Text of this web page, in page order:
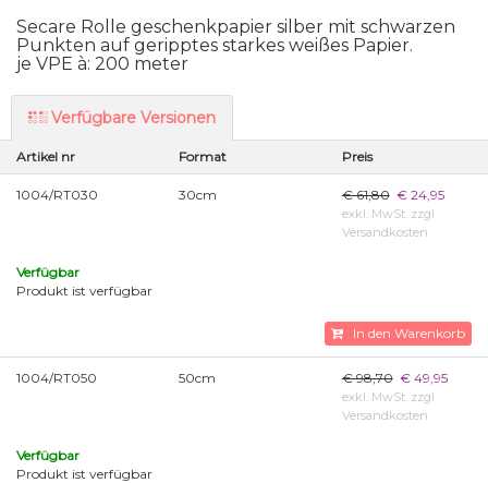
Secare Rolle geschenkpapier silber mit schwarzen
Punkten auf geripptes starkes weißes Papier.
je VPE à: 200 meter
Verfügbare Versionen
Artikel nr Format Preis
1004/RT030 30cm € 61,80 € 24,95
exkl. MwSt. zzgl
Versandkosten
Verfügbar
Produkt ist verfügbar
In den Warenkorb
1004/RT050 50cm € 98,70 € 49,95
exkl. MwSt. zzgl
Versandkosten
Verfügbar
Produkt ist verfügbar